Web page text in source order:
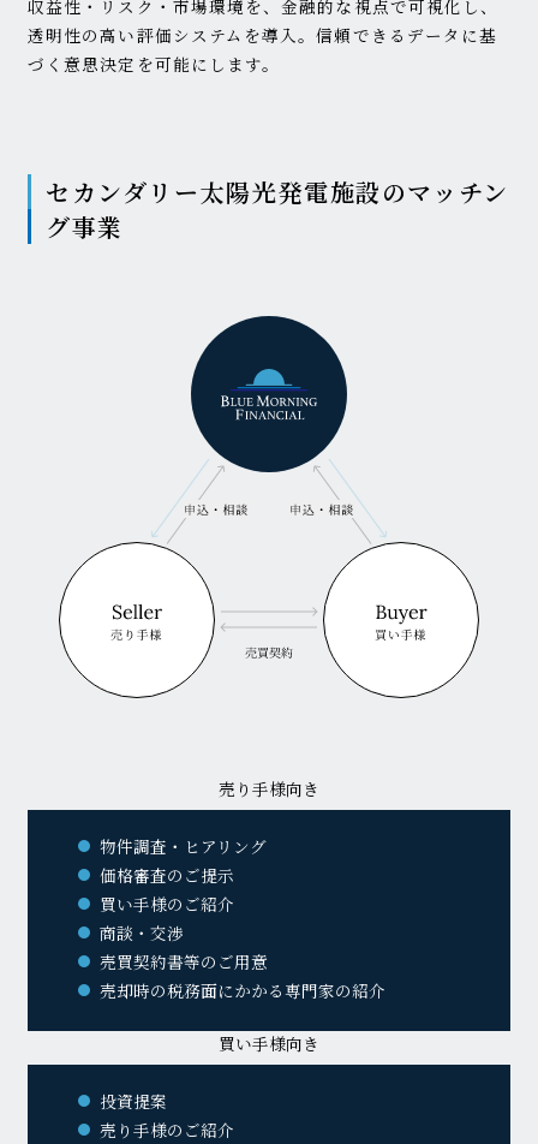
収益性・リスク・市場環境を、金融的な視点で可視化し、
透明性の高い評価システムを導入。信頼できるデータに基
づく意思決定を可能にします。
セカンダリー太陽光発電施設のマッチン
グ事業
売り手様向き
物件調査・ヒアリング
価格審査のご提示
買い手様のご紹介
商談・交渉
売買契約書等のご用意
売却時の税務面にかかる専門家の紹介
買い手様向き
投資提案
売り手様のご紹介